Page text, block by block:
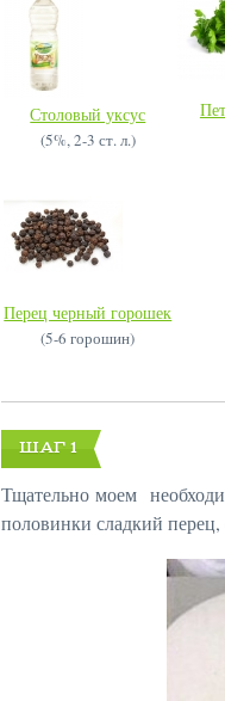
Столовый уксус
(5%, 2-3 ст. л.)
Перец черный горошек
(5-6 горошин)
ШАГ 1
Тщательно моем
половинки сладкий